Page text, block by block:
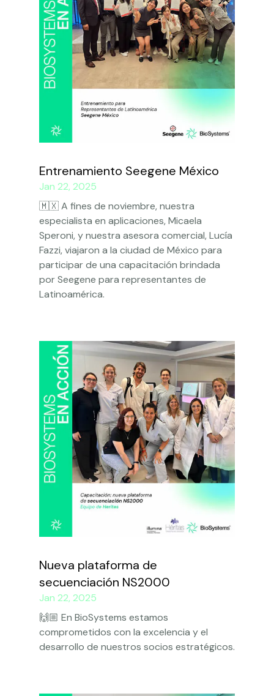
Entrenamiento Seegene México
Jan 22, 2025
🇲🇽 A fines de noviembre, nuestra
especialista en aplicaciones, Micaela
Speroni, y nuestra asesora comercial, Lucía
Fazzi, viajaron a la ciudad de México para
participar de una capacitación brindada
por Seegene para representantes de
Latinoamérica.
Nueva plataforma de
secuenciación NS2000
Jan 22, 2025
🙌🏼 En BioSystems estamos
comprometidos con la excelencia y el
desarrollo de nuestros socios estratégicos.